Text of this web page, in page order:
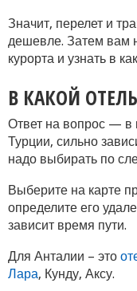
Значит, перелет и
дешевле. Затем вам
курорта и узнать в
В КАКОЙ
Ответ на вопрос — в
Турции, сильно
надо выбирать по
Выберите на карте
определите его
зависит время пути.
Для Анталии – это
Лара, Кунду, Аксу.